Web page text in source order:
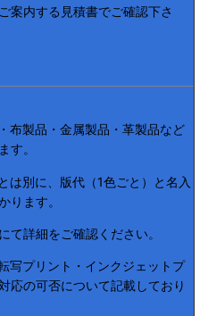
案内する見積書でご確認下さ
布製品・金属製品・革製品など
す。
別に、版代（1色ごと）と名入
ります。
詳細をご確認ください。
写プリント・インクジェットプ
応の可否について記載しており